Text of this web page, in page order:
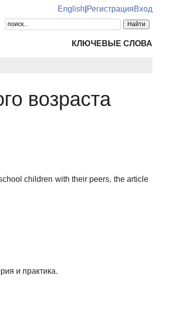
English РегистрацияВход
КЛЮЧЕВЫЕ СЛОВА
возраста
children with their peers, the article
и практика.